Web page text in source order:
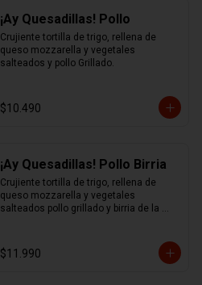
¡Ay Quesadillas! Pollo
Crujiente tortilla de trigo, rellena de
queso mozzarella y vegetales
salteados y pollo Grillado.
$10.490
¡Ay Quesadillas! Pollo Birria
Crujiente tortilla de trigo, rellena de
queso mozzarella y vegetales
salteados pollo grillado y birria de la
$11.990